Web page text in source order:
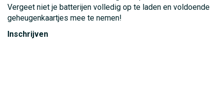
Vergeet niet je batterijen volledig op te laden en voldoende
geheugenkaartjes mee te nemen!
Inschrijven